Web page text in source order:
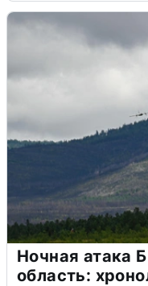
Ночная атака
область: